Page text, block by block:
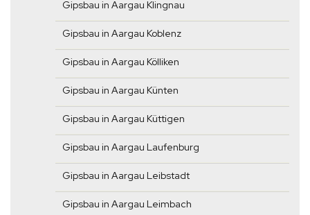
Gipsbau in Aargau Klingnau
Gipsbau in Aargau Koblenz
Gipsbau in Aargau Kölliken
Gipsbau in Aargau Künten
Gipsbau in Aargau Küttigen
Gipsbau in Aargau Laufenburg
Gipsbau in Aargau Leibstadt
Gipsbau in Aargau Leimbach